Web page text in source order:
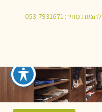
להצעת מחיר:053-7931671